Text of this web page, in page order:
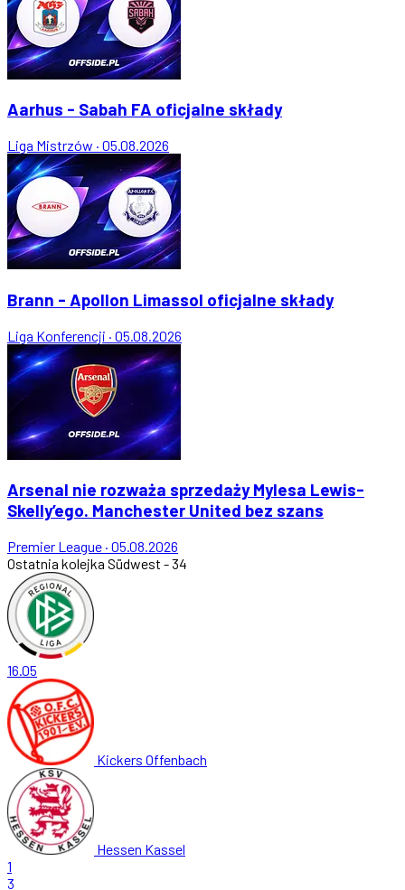
Aarhus - Sabah FA oficjalne składy
Liga Mistrzów · 05.08.2026
Brann - Apollon Limassol oficjalne składy
Liga Konferencji · 05.08.2026
Arsenal nie rozważa sprzedaży Mylesa Lewis-
Skelly’ego. Manchester United bez szans
Premier League · 05.08.2026
Ostatnia kolejka Südwest - 34
16.05
Kickers Offenbach
Hessen Kassel
1
3